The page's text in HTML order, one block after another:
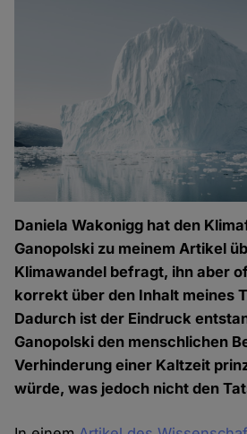
Daniela Wakonigg hat den
Ganopolski zu meinem Artikel
Klimawandel befragt, ihn aber
korrekt über den Inhalt meines
Dadurch ist der Eindruck
Ganopolski den menschlichen
Verhinderung einer Kaltzeit
würde, was jedoch nicht den